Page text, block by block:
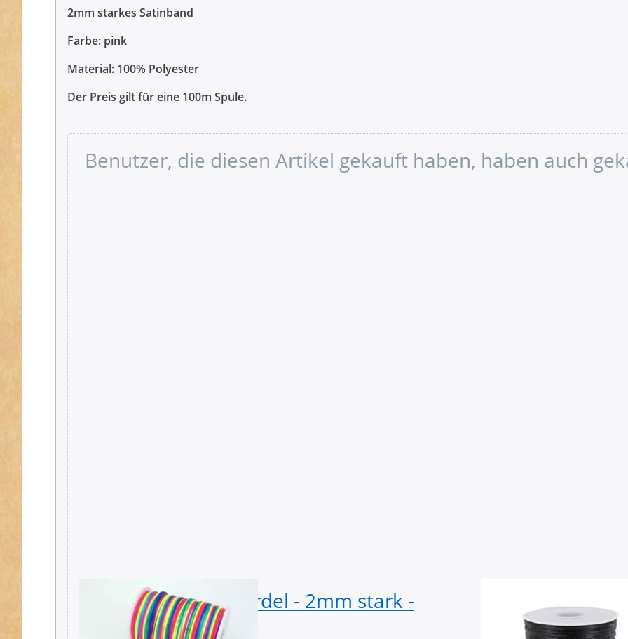
2mm starkes Satinband
Farbe: pink
Material: 100% Polyester
Der Preis gilt für eine 100m Spule.
Benutzer, die diesen Artikel gekauft haben, haben auch
100m Rolle Satinkordel - 2mm stark -
Farbe: bunt
90m Rolle
Farbe: schwarz